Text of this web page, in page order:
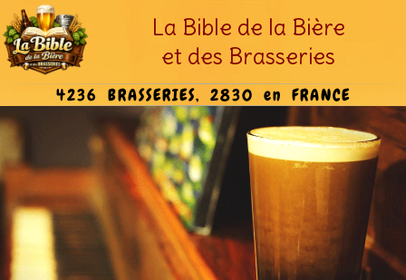
La Bible de la Bière
et des Brasseries
4236 BRASSERIES, 2830 en FRANCE